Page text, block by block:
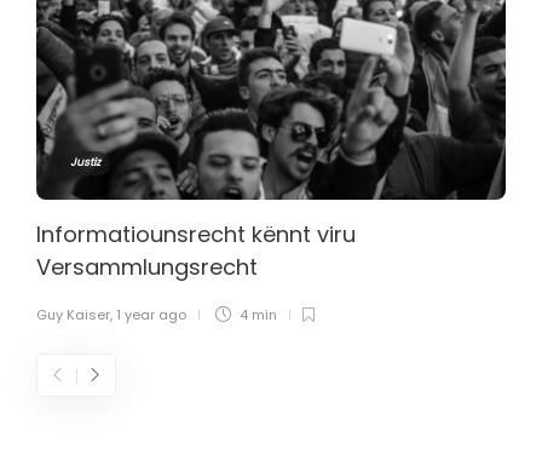
Justiz
Informatiounsrecht kënnt viru
Versammlungsrecht
Guy Kaiser, 1 year ago 4 min